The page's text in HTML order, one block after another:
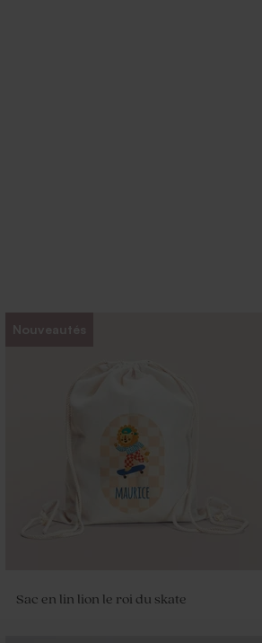
Nouveautés
Sac en lin lion le roi du skate